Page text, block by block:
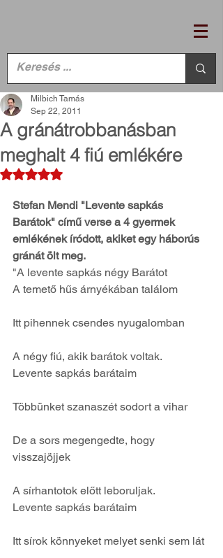
A gránátrobbanásban
meghalt 4 fiú emlékére
Milbich Tamás
Sep 22, 2011
Rated NaN out of 5 stars.
Stefan Mendi "Levente sapkás
Barátok" című verse a 4 gyermek
emlékének íródott, akiket egy háborús
gránát ölt meg.
"A levente sapkás négy Barátot
A temető hűs árnyékában találom
Itt pihennek csendes nyugalomban
A négy fiú, akik barátok voltak.
Levente sapkás barátaim
Többünket szanaszét sodort a vihar
De a sors megengedte, hogy
visszajöjjek
A sírhantotok előtt leboruljak.
Levente sapkás barátaim
Itt sírok könnyeket melyet senki sem lát